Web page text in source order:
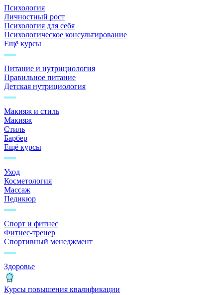
Психология
Личностный рост
Психология для себя
Психологическое консультирование
Ещё курсы
Питание и нутрициология
Правильное питание
Детская нутрициология
Макияж и стиль
Макияж
Стиль
Барбер
Ещё курсы
Уход
Косметология
Массаж
Педикюр
Спорт и фитнес
Фитнес-тренер
Спортивный менеджмент
Здоровье
Курсы повышения квалификации